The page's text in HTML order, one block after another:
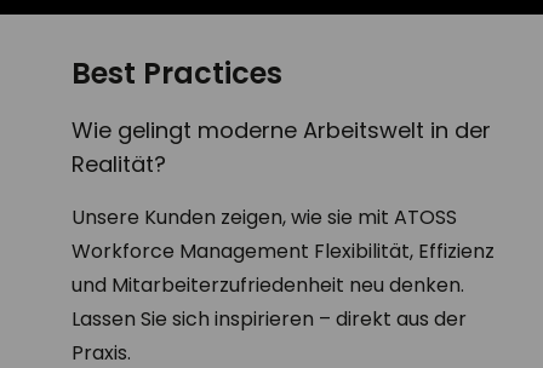
Best Practices
Wie gelingt moderne Arbeitswelt in der
Realität?
Unsere Kunden zeigen, wie sie mit ATOSS
Workforce Management Flexibilität, Effizienz
und Mitarbeiterzufriedenheit neu denken.
Lassen Sie sich inspirieren – direkt aus der
Praxis.